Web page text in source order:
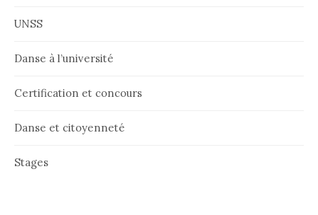
UNSS
Danse à l’université
Certification et concours
Danse et citoyenneté
Stages